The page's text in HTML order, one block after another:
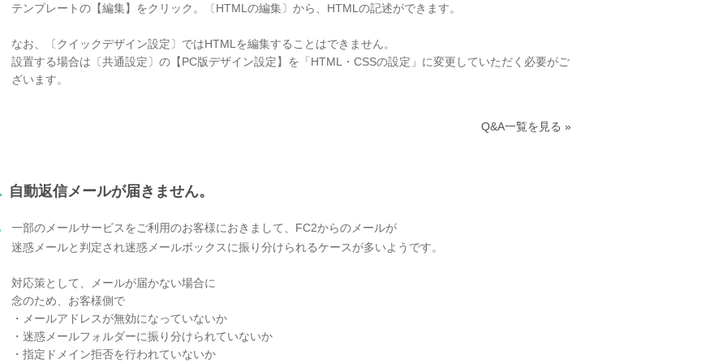
テンプレートの【編集】をクリック。〔HTMLの編集〕から、HTMLの記述ができます。
なお、〔クイックデザイン設定〕ではHTMLを編集することはできません。
設置する場合は〔共通設定〕の【PC版デザイン設定】を「HTML・CSSの設定」に変更していただく必要がご
ざいます。
Q&A一覧を見る »
自動返信メールが届きません。
一部のメールサービスをご利用のお客様におきまして、FC2からのメールが
迷惑メールと判定され迷惑メールボックスに振り分けられるケースが多いようです。
対応策として、メールが届かない場合に
念のため、お客様側で
・メールアドレスが無効になっていないか
・迷惑メールフォルダーに振り分けられていないか
・指定ドメイン拒否を行われていないか